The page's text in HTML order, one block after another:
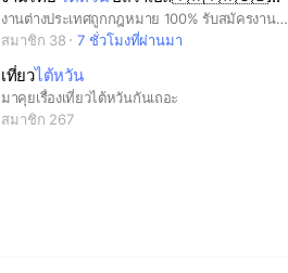
งานต่างประเทศถูกกฎหมาย 100% รับสมัครงานไทยไต้หวัน อิสราเอล🇹🇭🇹🇼🇮🇱 ✅พร้อมดูแลทุกขั้นตอนค่ะ โดยเจ้าหน้าที่สรรรหามืออาชีพ #ผ่านกรมแรงงาน จัดส่งโดยบริษัทจัดหางานเอส.พี.ที.บิ๊กวัน อินเตอร์เนชั่นแนล จำกัด 📞ติดต่อสมัครงาน โทร:063-5217416/061-9503293 แอมป์ บิ๊กวัน
สมาชิก 38
7 ชั่วโมงที่ผ่านมา
เที่ยวไต้หวัน
มาคุยเรื่องเที่ยวไต้หวันกันเถอะ
สมาชิก 267